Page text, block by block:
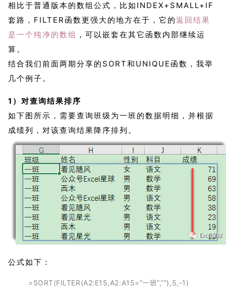
相比于普通版本的数组公式，比如INDEX+SMALL+IF
套路，FILTER函数更强大的地方在于，它的返回结果
是一个纯净的数组 ，可以嵌套在其它函数内部继续运
算。
结合我们前面两期分享的SORT和UNIQUE函数，我举
几个例子。
1）对查询结果排序
如下图所示，需要查询班级为一班的数据明细，并根据
成绩列，对该查询结果降序排列。
公式如下：
=SORT(FILTER(A2:E15,A2:A15=”一班”,””),5,-1)